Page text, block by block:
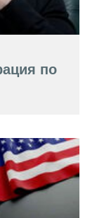
по